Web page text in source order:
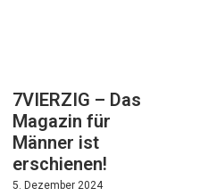
7VIERZIG – Das
Magazin für
Männer ist
erschienen!
5. Dezember 2024